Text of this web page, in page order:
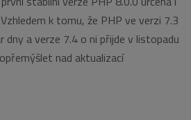
k tomu, že PHP ve verzi 7.3
dny a verze 7.4 o ni přijde v listopadu
nad aktualizací